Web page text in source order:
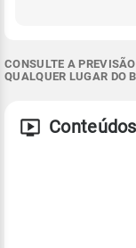
CONSULTE A
QUALQUER LUGAR DO